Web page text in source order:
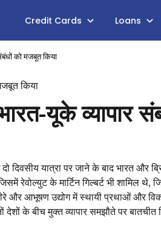
Credit Cards Loans
को मजबूत किया
यूके व्यापार
दिवसीय यात्रा पर जाने के बाद भारत और
रेवोल्युट के मार्टिन गिल्बर्ट भी शामिल
और आभूषण उद्योग में स्थायी प्रथाओं और
के बीच मुक्त व्यापार समझौते पर